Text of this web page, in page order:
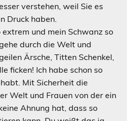
verstehen, weil Sie es
Druck haben.
und mein Schwanz so
durch die Welt und
Ärsche, Titten Schenkel,
ficken! Ich habe schon so
Mit Sicherheit die
Welt und Frauen von der ein
Ahnung hat, dass so